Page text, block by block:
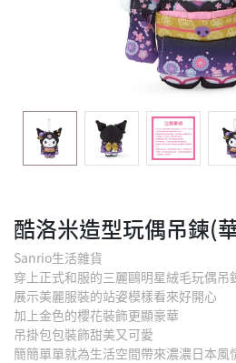
酷洛米造型玩偶吊鍊(
Sanrio生活雜貨
穿上正式和服的三麗鷗明星絨毛玩偶吊
展示美麗服裝的站姿模樣看來好開心
加上金色的櫻花裝飾更顯豪華
吊掛包包裝飾甜美又可愛
簡簡單單就為生活空間帶來濃濃日本風